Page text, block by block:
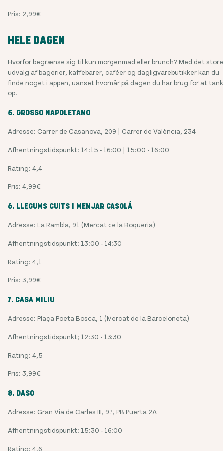
Pris: 2,99€
HELE DAGEN
Hvorfor begrænse sig til kun morgenmad eller brunch? Med det store
udvalg af bagerier, kaffebarer, caféer og dagligvarebutikker kan du
finde noget i appen, uanset hvornår på dagen du har brug for at
op.
5. GROSSO NAPOLETANO
Adresse: Carrer de Casanova, 209 | Carrer de València, 234
Afhentningstidspunkt: 14:15 - 16:00 | 15:00 - 16:00
Rating: 4,4
Pris: 4,99€
6. LLEGUMS CUITS I MENJAR CASOLÁ
Adresse: La Rambla, 91 (Mercat de la Boqueria)
Afhentningstidspunkt: 13:00 - 14:30
Rating: 4,1
Pris: 3,99€
7. CASA MILIU
Adresse: Plaça Poeta Bosca, 1 (Mercat de la Barceloneta)
Afhentningstidspunkt; 12:30 - 13:30
Rating: 4,5
Pris: 3,99€
8. DASO
Adresse: Gran Via de Carles III, 97, PB Puerta 2A
Afhentningstidspunkt: 15:30 - 16:00
Rating: 4,6